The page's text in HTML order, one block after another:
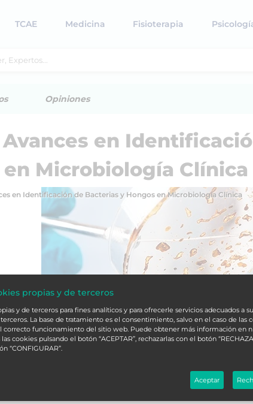
TCAE Medicina Fisioterapia
Opiniones
en
Microbiología Clínica
en Identificación de Bacterias y Hongos en Microbiología Clínica
propias y de terceros
y de terceros para fines analíticos y para ofrecerle servicios adecuados a
La base de tratamiento es el consentimiento, salvo en el caso de las
correcto funcionamiento del sitio web. Puede obtener más información en
cookies pulsando el botón “ACEPTAR”, rechazarlas con el botón
“CONFIGURAR”.
Aceptar